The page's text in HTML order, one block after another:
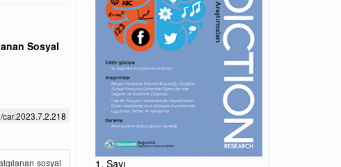
Sosyal
sosyal
1. Sayı